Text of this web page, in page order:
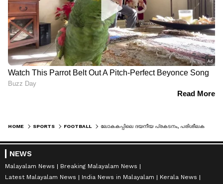
HOME SPORTS FOOTBALL
NEWS
Malayalam News
Breaking Malayalam News
Latest Malayalam News
India News in Malayalam
Kerala News